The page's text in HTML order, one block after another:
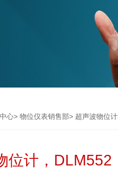
心> 物位仪表销售部> 超声波物位计
位计，